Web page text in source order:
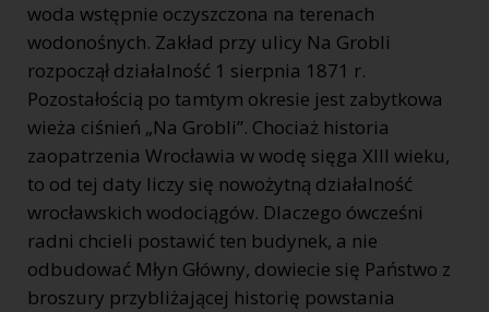
woda wstępnie oczyszczona na terenach
wodonośnych. Zakład przy ulicy Na Grobli
rozpoczął działalność 1 sierpnia 1871 r.
Pozostałością po tamtym okresie jest zabytkowa
wieża ciśnień „Na Grobli”. Chociaż historia
zaopatrzenia Wrocławia w wodę sięga XIII wieku,
to od tej daty liczy się nowożytną działalność
wrocławskich wodociągów. Dlaczego ówcześni
radni chcieli postawić ten budynek, a nie
odbudować Młyn Główny, dowiecie się Państwo z
broszury przybliżającej historię powstania